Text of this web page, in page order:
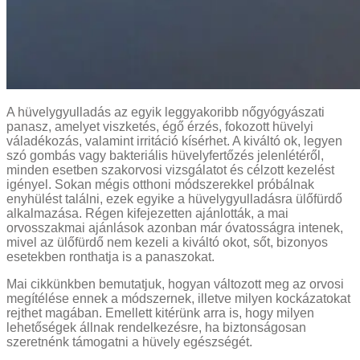
A hüvelygyulladás az egyik leggyakoribb nőgyógyászati
panasz, amelyet viszketés, égő érzés, fokozott hüvelyi
váladékozás, valamint irritáció kísérhet. A kiváltó ok, legyen
szó gombás vagy bakteriális hüvelyfertőzés jelenlétéről,
minden esetben szakorvosi vizsgálatot és célzott kezelést
igényel. Sokan mégis otthoni módszerekkel próbálnak
enyhülést találni, ezek egyike a hüvelygyulladásra ülőfürdő
alkalmazása. Régen kifejezetten ajánlották, a mai
orvosszakmai ajánlások azonban már óvatosságra intenek,
mivel az ülőfürdő nem kezeli a kiváltó okot, sőt, bizonyos
esetekben ronthatja is a panaszokat.
Mai cikkünkben bemutatjuk, hogyan változott meg az orvosi
megítélése ennek a módszernek, illetve milyen kockázatokat
rejthet magában. Emellett kitérünk arra is, hogy milyen
lehetőségek állnak rendelkezésre, ha biztonságosan
szeretnénk támogatni a hüvely egészségét.